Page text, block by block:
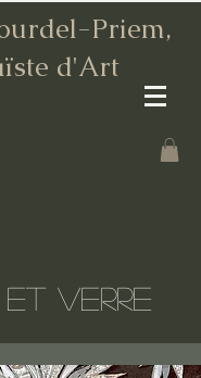
Priem,
d'Art
ET VERRE